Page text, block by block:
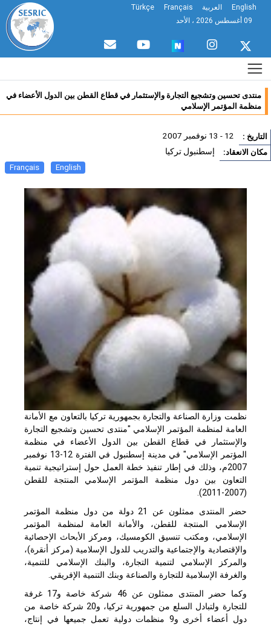
English العربية Français
Türkçe
منتدى تحسين وتشجيع التجارة والإستثمار في قطاع القطن بين الدول الأعضاء في
منظمة المؤتمر الإسلامي
: 12 - 13 نوفمبر 2007
الانعقاد: إسطنبول تركيا
English
Français
نظمت وزارة الصناعة والتجارة بجمهورية تركيا بالتعاون مع الأمانة
العامة لمنظمة المؤتمر الإسلامي "منتدى تحسين وتشجيع التجارة
والإستثمار في قطاع القطن بين الدول الأعضاء في منظمة
المؤتمر الإسلامي" في مدينة إسطنبول في الفترة 12-13 نوفمبر
2007م، وذلك في إطار تنفيذ خطة العمل حول إستراتيجية تنمية
التعاون بين دول منظمة المؤتمر الإسلامي المنتجة للقطن
حضر المنتدى ممثلون عن 21 دولة من دول منظمة المؤتمر
الإسلامي المنتجة للقطن، والأمانة العامة لمنظمة المؤتمر
الإسلامي، ومكتب تنسيق الكومسيك، ومركز الأبحاث الإحصائية
والإقتصادية والإجتماعية والتدريب للدول الإسلامية (مركز أنقرة)،
والمركز الإسلامي لتنمية التجارة، والبنك الإسلامي للتنمية،
والغرفة الإسلامية للتجارة والصناعة وبنك التنمية الإفريقي.
وكما حضر المنتدى ممثلون عن 46 شركة خاصة و17 غرفة
للتجارة ولتبادل السلع من جمهورية تركيا، و20 شركة خاصة من
دول أعضاء أخرى و9 منظمات دولية تعمل جميعها في إنتاج،